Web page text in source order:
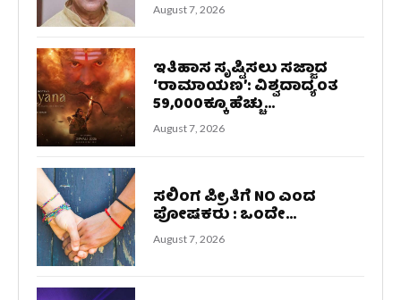
August 7, 2026
ಇತಿಹಾಸ ಸೃಷ್ಟಿಸಲು ಸಜ್ಜಾದ
‘ರಾಮಾಯಣ’: ವಿಶ್ವದಾದ್ಯಂತ
59,000ಕ್ಕೂ ಹೆಚ್ಚು...
August 7, 2026
ಸಲಿಂಗ ಪ್ರೀತಿಗೆ NO ಎಂದ
ಪೋಷಕರು : ಒಂದೇ...
August 7, 2026